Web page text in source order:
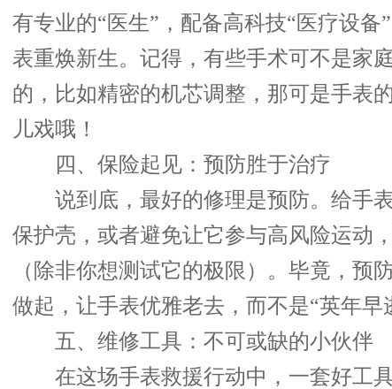
有专业的“医生”，配备高科技“医疗设备
表重焕新生。记得，有些手术可不是家
的，比如精密的机芯调整，那可是手表
儿戏哦！
四、保险起见：预防胜于治疗
说到底，最好的修理是预防。给手
保护壳，或者避免让它参与高风险运动
（除非你想测试它的极限）。毕竟，预
做起，让手表优雅老去，而不是“英年早
五、维修工具：不可或缺的小伙伴
在这场手表救援行动中，一套好工